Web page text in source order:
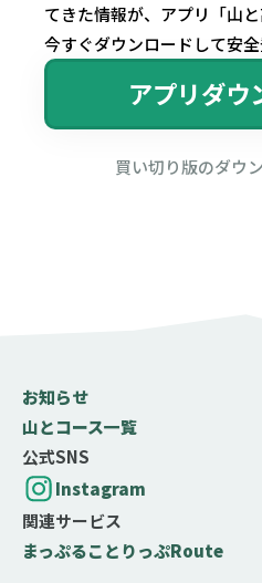
てきた情報が、アプリ「山
今すぐダウンロードして安全
アプリダウ
買い切り版のダウ
お知らせ
山とコース一覧
公式SNS
Instagram
関連サービス
まっぷることりっぷRoute